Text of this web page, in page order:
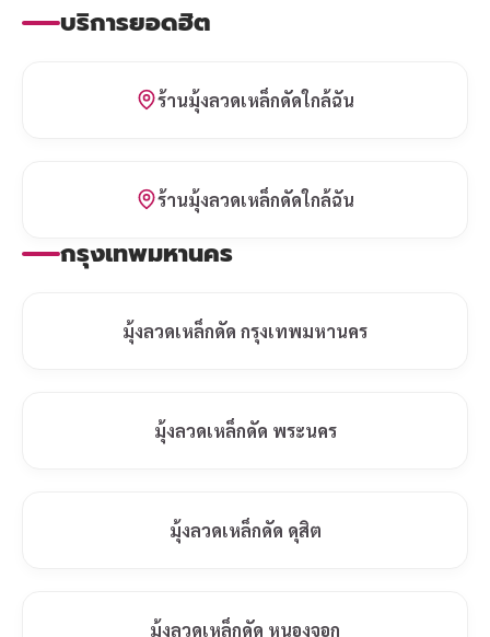
บริการยอดฮิต
ร้านมุ้งลวดเหล็กดัดใกล้ฉัน
ร้านมุ้งลวดเหล็กดัดใกล้ฉัน
กรุงเทพมหานคร
มุ้งลวดเหล็กดัด กรุงเทพมหานคร
มุ้งลวดเหล็กดัด พระนคร
มุ้งลวดเหล็กดัด ดุสิต
มุ้งลวดเหล็กดัด หนองจอก